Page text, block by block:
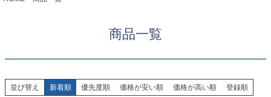
七五三着物 シューズ
Recital & Concours Wedding
レンタル・販売の入口
03 Angel's Closetについて
商品一覧
並び替え 新着順 優先度順 価格が安い順 価格が高い順 登録順